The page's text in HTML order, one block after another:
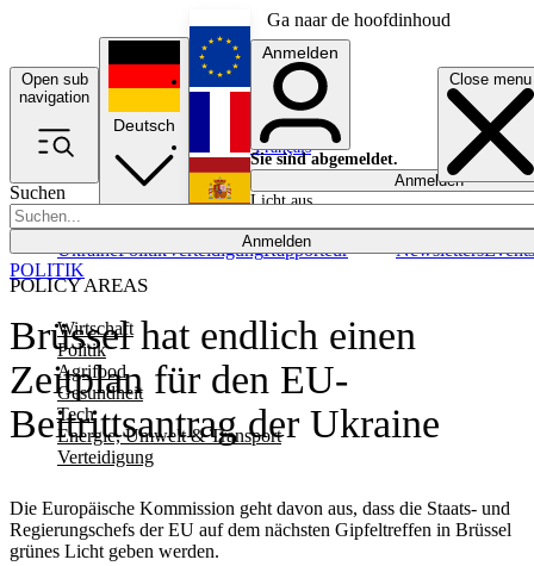
Ga naar de hoofdinhoud
Open sub
navigation
Close menu
Suchen
Anmelden
POLICY AREAS
Wirtschaft
Politik
Agrifood
Gesundheit
Tech
Energie, Umwelt & Transport
Verteidigung
UkrainePolitikVerteidigungRapporteur NewslettersEvents
Deutsch
English
Français
Anmelden
Sie sind abgemeldet.
Anmelden
Licht aus
Brüssel hat endlich einen
Zeitplan für den EU-
Beitrittsantrag der Ukraine
Die Europäische Kommission geht davon aus, dass die Staats- und
Regierungschefs der EU auf dem nächsten Gipfeltreffen in Brüssel
grünes Licht geben werden.
POLITIK